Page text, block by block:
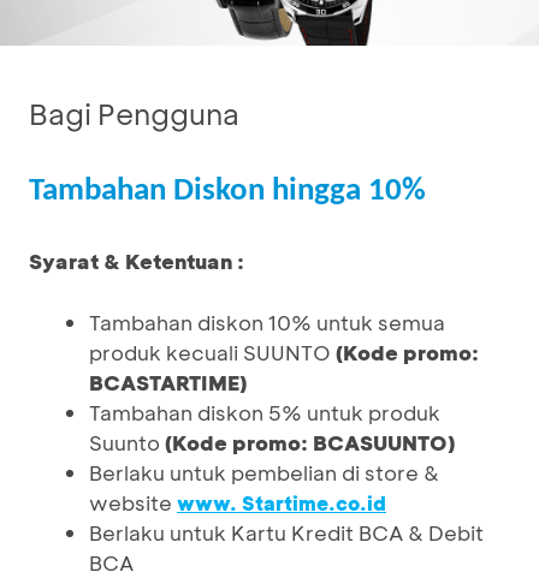
Bagi Pengguna
Tambahan Diskon hingga 10%
Syarat & Ketentuan :
Tambahan diskon 10% untuk semua
produk kecuali SUUNTO (Kode promo:
BCASTARTIME)
Tambahan diskon 5% untuk produk
Suunto (Kode promo: BCASUUNTO)
Berlaku untuk pembelian di store &
website www. Startime.co.id
Berlaku untuk Kartu Kredit BCA & Debit
BCA